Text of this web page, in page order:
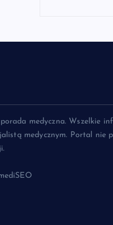
medyczna. Wszelkie
medycznym. Portal nie